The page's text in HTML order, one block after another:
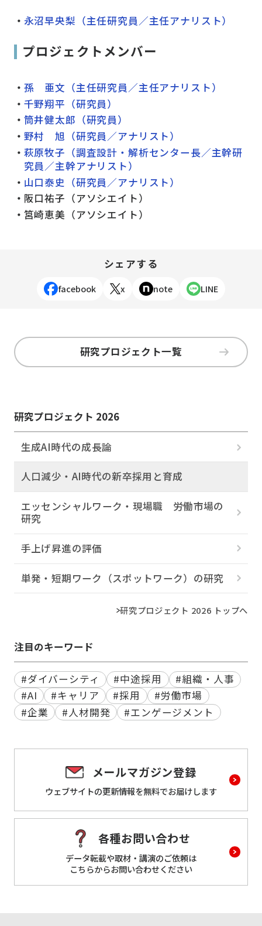
永沼早央梨（主任研究員／主任アナリスト）
プロジェクトメンバー
孫 亜文（主任研究員／主任アナリスト）
千野翔平（研究員）
筒井健太郎（研究員）
野村 旭（研究員／アナリスト）
萩原牧子（調査設計・解析センター長／主幹研
究員／主幹アナリスト）
山口泰史（研究員／アナリスト）
阪口祐子（アソシエイト）
筥崎恵美（アソシエイト）
シェアする
facebook x note LINE
研究プロジェクト一覧
研究プロジェクト 2026
生成AI時代の成長論
人口減少・AI時代の新卒採用と育成
エッセンシャルワーク・現場職 労働市場の
研究
手上げ昇進の評価
単発・短期ワーク（スポットワーク）の研究
研究プロジェクト 2026 トップへ
注目のキーワード
#ダイバーシティ #中途採用
#組織・人事
#AI
#キャリア #採用
#労働市場
#企業
#人材開発 #エンゲージメント
メールマガジン登録
ウェブサイトの更新情報を無料でお届けします
各種お問い合わせ
データ転載や取材・講演のご依頼は
こちらからお問い合わせください